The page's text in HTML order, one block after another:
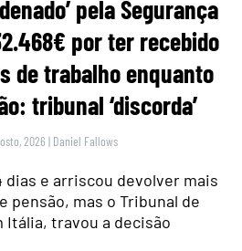
pela Segurança
por ter recebido
de trabalho enquanto
tribunal ‘discorda’
2026 | Daniel Fallows
dias e arriscou devolver mais
pensão, mas o Tribunal de
Itália, travou a decisão